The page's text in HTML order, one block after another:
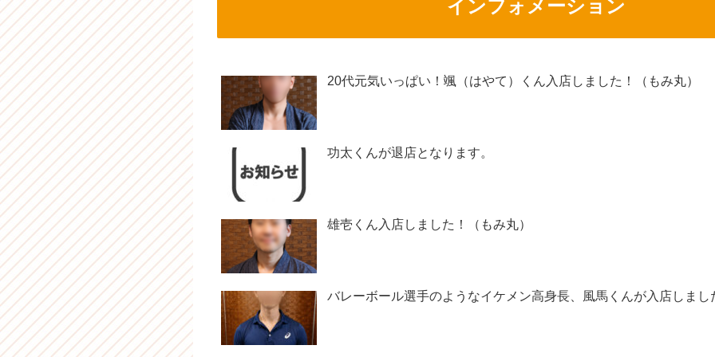
インフォメーション
20代元気いっぱい！颯（はやて）くん入店しました！（もみ丸）
功太くんが退店となります。
雄壱くん入店しました！（もみ丸）
バレーボール選手のようなイケメン高身長、風馬くんが入店しまし